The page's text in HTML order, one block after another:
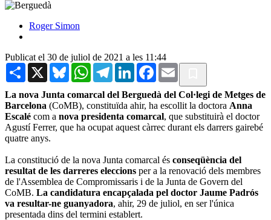
Roger Simon
Publicat el 30 de juliol de 2021 a les 11:44
Share X BlueskyWhatsAppTelegramLinkedInFacebook
Email
La nova Junta comarcal del Berguedà del Col·legi de Metges de
Barcelona (CoMB), constituïda ahir, ha escollit la doctora Anna
Escalé com a nova presidenta comarcal, que substituirà el doctor
Agustí Ferrer, que ha ocupat aquest càrrec durant els darrers gairebé
quatre anys.
La constitució de la nova Junta comarcal és conseqüència del
resultat de les darreres eleccions per a la renovació dels membres
de l'Assemblea de Compromissaris i de la Junta de Govern del
CoMB. La candidatura encapçalada pel doctor Jaume Padrós
va resultar-ne guanyadora, ahir, 29 de juliol, en ser l'única
presentada dins del termini establert.